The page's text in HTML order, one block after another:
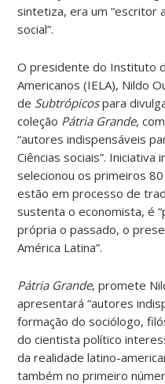
sintetiza, era um “escritor
social”.
O presidente do Instituto
Americanos (IELA), Nildo
de Subtrópicospara
coleção Pátria Grande,
“autores indispensáveis
Ciências sociais”. Iniciativa
selecionou os primeiros
estão em processo de
sustenta o economista, é
própria o passado, o
América Latina”.
Pátria Grande, promete
apresentará “autores
formação do sociólogo,
do cientista político
da realidade latino-
também no primeiro